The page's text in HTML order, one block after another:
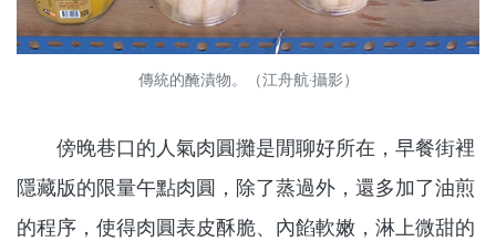
傳統的醃漬物。（江舟航‧攝影）
傍晚巷口的人氣肉圓攤是閒聊好所在，早餐街裡
隱藏版的限量午點肉圓，除了蒸過外，還多加了油煎
的程序，使得肉圓表皮酥脆、內餡軟嫩，淋上微甜的